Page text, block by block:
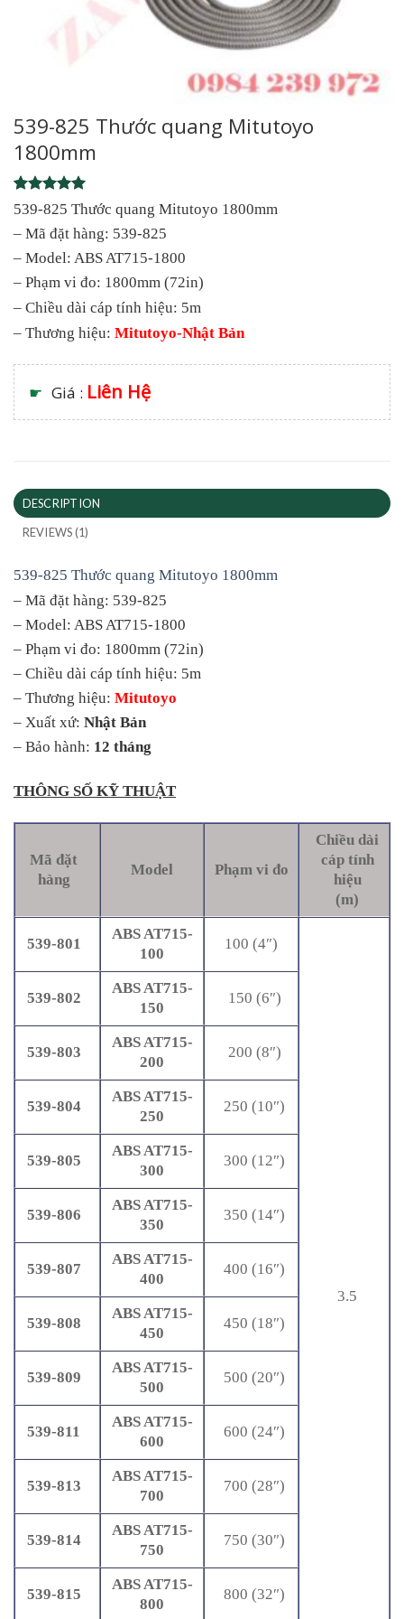
539-825 Thước quang Mitutoyo
1800mm
Rated5
out of 5
based on
1
rating
539-825 Thước quang Mitutoyo 1800mm
– Mã đặt hàng: 539-825
– Model: ABS AT715-1800
– Phạm vi đo: 1800mm (72in)
– Chiều dài cáp tính hiệu: 5m
– Thương hiệu: Mitutoyo-Nhật Bản
☛ Giá : Liên Hệ
DESCRIPTION
REVIEWS (1)
539-825 Thước quang Mitutoyo 1800mm
– Mã đặt hàng: 539-825
– Model: ABS AT715-1800
– Phạm vi đo: 1800mm (72in)
– Chiều dài cáp tính hiệu: 5m
– Thương hiệu: Mitutoyo
– Xuất xứ: Nhật Bản
– Bảo hành: 12 tháng
THÔNG SỐ KỸ THUẬT
Mã đặt
hàng
Model Phạm vi đo
Chiều dài
cáp tính
hiệu
(m)
539-801
ABS AT715-
100
100 (4″)
3.5
539-802
ABS AT715-
150
150 (6″)
539-803
ABS AT715-
200
200 (8″)
539-804
ABS AT715-
250
250 (10″)
539-805
ABS AT715-
300
300 (12″)
539-806
ABS AT715-
350
350 (14″)
539-807
ABS AT715-
400
400 (16″)
539-808
ABS AT715-
450
450 (18″)
539-809
ABS AT715-
500
500 (20″)
539-811
ABS AT715-
600
600 (24″)
539-813
ABS AT715-
700
700 (28″)
539-814
ABS AT715-
750
750 (30″)
539-815
ABS AT715-
800
800 (32″)